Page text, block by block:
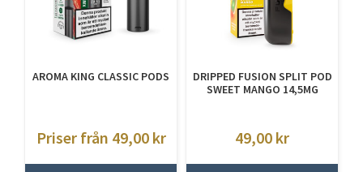
AROMA KING CLASSIC PODS
Priser från 49,00 kr
DRIPPED FUSION SPLIT POD
SWEET MANGO 14,5MG
49,00 kr